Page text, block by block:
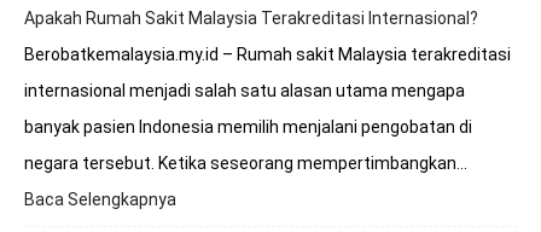
Apakah Rumah Sakit Malaysia Terakreditasi Internasional?
Berobatkemalaysia.my.id – Rumah sakit Malaysia terakreditasi
internasional menjadi salah satu alasan utama mengapa
banyak pasien Indonesia memilih menjalani pengobatan di
negara tersebut. Ketika seseorang mempertimbangkan…
Baca Selengkapnya